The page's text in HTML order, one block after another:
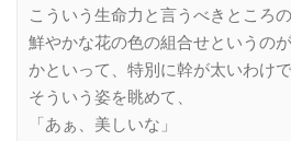
こういう生命力と言うべきところの
鮮やかな花の色の組合せというのが
かといって、特別に幹が太いわけ
そういう姿を眺めて、
「あぁ、美しいな」